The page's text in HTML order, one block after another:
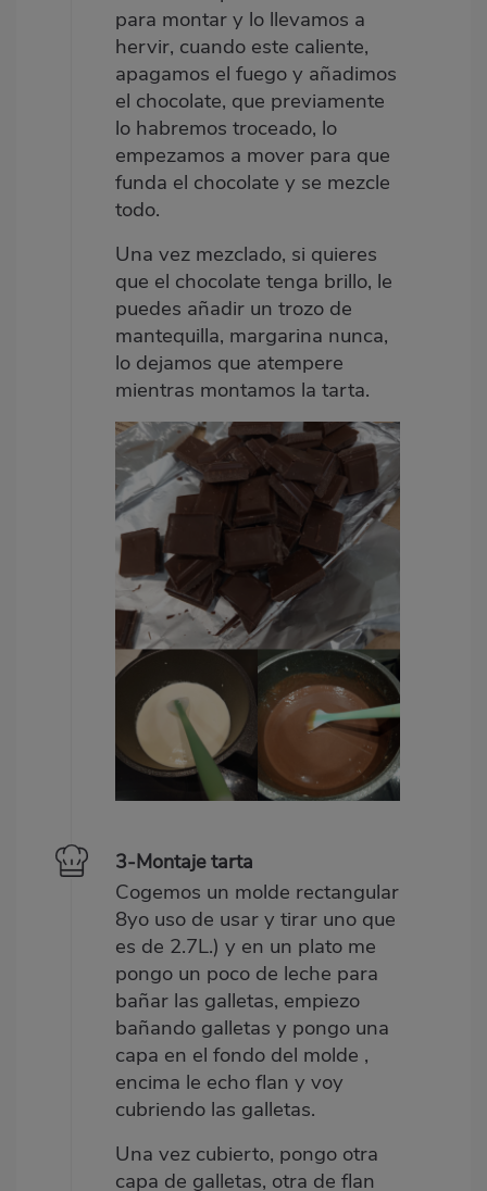
para montar y lo llevamos a
hervir, cuando este caliente,
apagamos el fuego y añadimos
el chocolate, que previamente
lo habremos troceado, lo
empezamos a mover para que
funda el chocolate y se mezcle
todo.
Una vez mezclado, si quieres
que el chocolate tenga brillo, le
puedes añadir un trozo de
mantequilla, margarina nunca,
lo dejamos que atempere
mientras montamos la tarta.
3-Montaje tarta
Cogemos un molde rectangular
8yo uso de usar y tirar uno que
es de 2.7L.) y en un plato me
pongo un poco de leche para
bañar las galletas, empiezo
bañando galletas y pongo una
capa en el fondo del molde ,
encima le echo flan y voy
cubriendo las galletas.
Una vez cubierto, pongo otra
capa de galletas, otra de flan